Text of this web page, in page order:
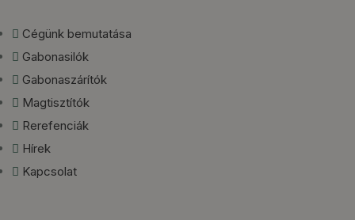
Cégünk bemutatása
Gabonasilók
Gabonaszárítók
Magtisztítók
Rerefenciák
Hírek
Kapcsolat